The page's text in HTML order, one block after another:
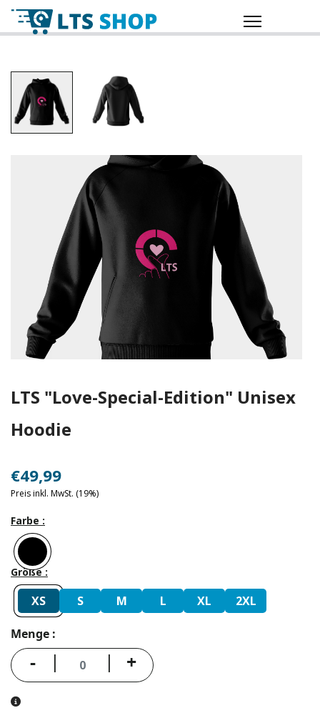
LTS "Love-Special-Edition" Unisex
Hoodie
€49,99
Preis inkl. MwSt. (19%)
Farbe
Größe
XS S M L XL 2XL
Menge
- +